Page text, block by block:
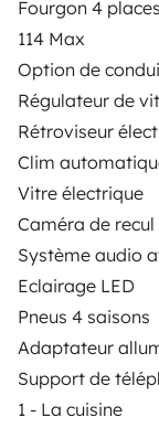
Fourgon 4
114 Max
Option de
Régulateur de
Rétroviseur
Clim
Vitre électrique
Caméra de recul
Système audio
Eclairage LED
Pneus 4 saisons
Adaptateur
Support de
1 - La cuisine
Campingbus
Chevreuse
2 Reisende
Neu